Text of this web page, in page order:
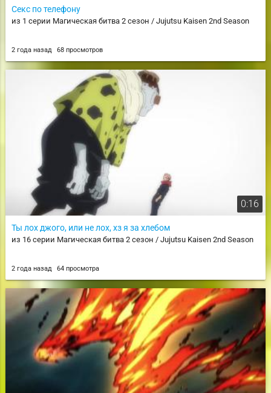
Секс по телефону
из 1 серии Магическая битва 2 сезон / Jujutsu Kaisen 2nd Season
2 года назад 68 просмотров
0:16
Ты лох джого, или не лох, хз я за хлебом
из 16 серии Магическая битва 2 сезон / Jujutsu Kaisen 2nd Season
2 года назад 64 просмотра